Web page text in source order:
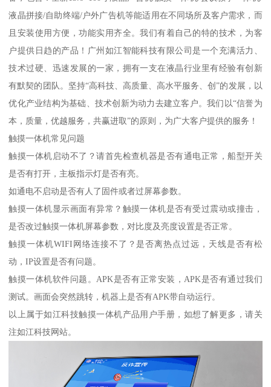
液晶拼接/自助终端/户外广告机等能适用在不同场所及客户需求，而
且安装使用方便，功能实用齐全。我们有着自己的特的技术，为客
户提供日趋的产品！广州如江智能科技有限公司是一个充满活力、
技术过硬、迅速发展的一家，拥有一支在液晶行业里有经验有创新
有默契的团队。坚持“高科技、高质量、高水平服务、创”的发展，以
优化产业结构为基础、技术创新为动力去建立客户。我们以“信誉为
本，质量，优越服务，共赢进取”的原则，为广大客户提供的服务！
触摸一体机常见问题
触摸一体机启动不了？请首先检查机器是否有通电正常，船型开关
是否有打开，主板指示灯是否有亮。
如通电不启动是否有人了固件或者过屏幕参数。
触摸一体机显示画面有异常？触摸一体机是否有受过震动或撞击，
是否改过触摸一体机屏幕参数，对比度及亮度设置是否正常。
触摸一体机WIFI网络连接不了？是否离热点过远，天线是否有松
动，IP设置是否有问题。
触摸一体机软件问题。APK是否有正常安装，APK是否有通过我们
测试。画面会突然跳转，机器上是否有APK带自动运行。
以上属于如江科技触摸一体机产品用户手册，如想了解更多，请关
注如江科技网站。